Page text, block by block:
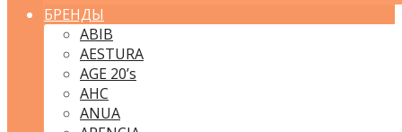
БРЕНДЫ
ABIB
AESTURA
AGE 20’s
AHC
ANUA